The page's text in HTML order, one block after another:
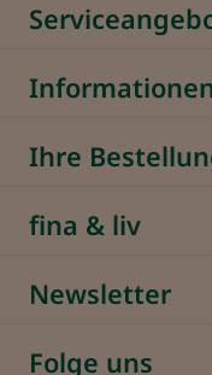
Ihre
fina & liv
Newsletter
Folge uns